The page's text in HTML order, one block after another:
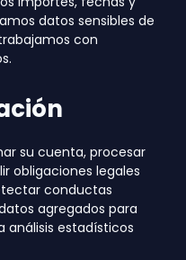
datos sensibles de
con
su cuenta, procesar
obligaciones legales
conductas
agregados para
análisis estadísticos